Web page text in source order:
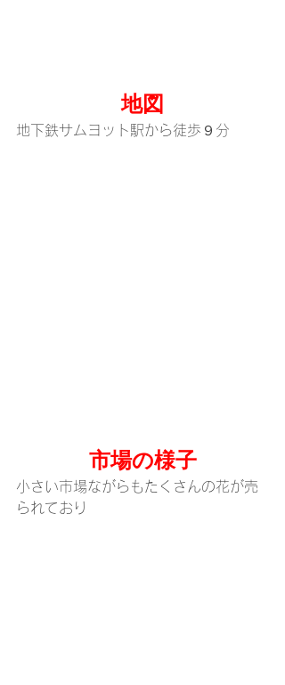
地図
地下鉄サムヨット駅から徒歩９分
市場の様子
小さい市場ながらもたくさんの花が売
られており